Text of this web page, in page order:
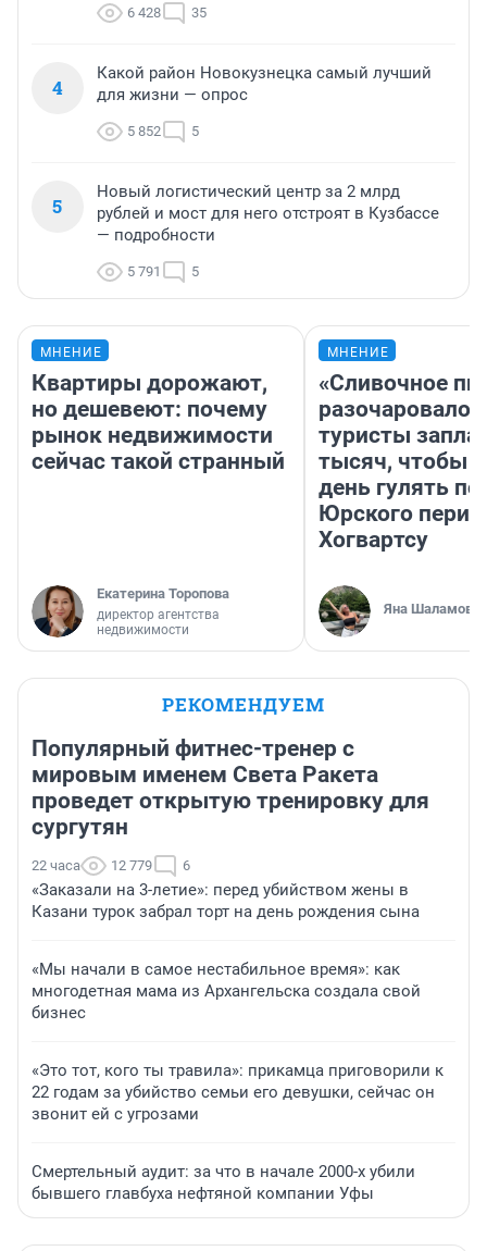
6 428 35
4
Какой район Новокузнецка самый лучший
для жизни — опрос
5 852 5
5
Новый логистический центр за 2 млрд
рублей и мост для него отстроят в Кузбассе
— подробности
5 791 5
МНЕНИЕ
Квартиры дорожают,
но дешевеют: почему
рынок недвижимости
сейчас такой странный
Екатерина Торопова
директор агентства
недвижимости
МНЕНИЕ
«Сливочное
разочаровало»:
туристы
тысяч, чтобы
день гулять по
Юрского
Хогвартсу
Яна Шаламова
РЕКОМЕНДУЕМ
Популярный фитнес-тренер с
мировым именем Света Ракета
проведет открытую тренировку для
сургутян
22 часа 12 779 6
«Заказали на 3-летие»: перед убийством жены в
Казани турок забрал торт на день рождения сына
«Мы начали в самое нестабильное время»: как
многодетная мама из Архангельска создала свой
бизнес
«Это тот, кого ты травила»: прикамца приговорили к
22 годам за убийство семьи его девушки, сейчас он
звонит ей с угрозами
Смертельный аудит: за что в начале 2000-х убили
бывшего главбуха нефтяной компании Уфы